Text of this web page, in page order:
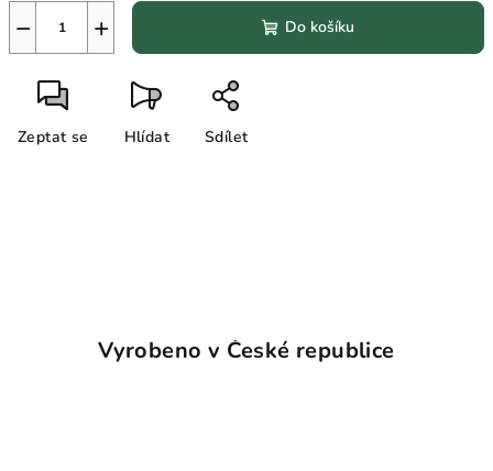
+
− Do košíku
Zeptat se Hlídat Sdílet
Vyrobeno v České republice